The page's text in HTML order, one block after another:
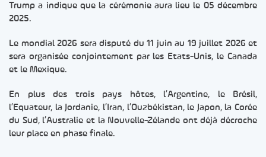
Trump a indique que la cérémonie aura lieu le 05 décembre
2025.
Le mondial 2026 sera disputé du 11 juin au 19 juillet 2026 et
sera organisée conjointement par les Etats-Unis, le Canada
et le Mexique.
En plus des trois pays hôtes, l’Argentine, le Brésil,
l’Equateur, la Jordanie, l’Iran, l’Ouzbékistan, le Japon, la Corée
du Sud, l’Australie et la Nouvelle-Zélande ont déjà décroche
leur place en phase finale.